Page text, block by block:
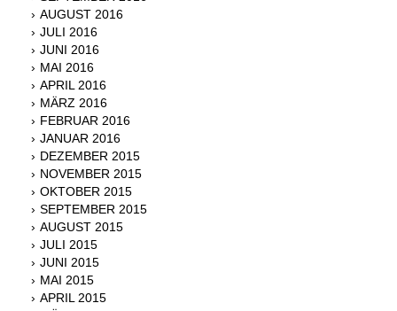
AUGUST 2016
JULI 2016
JUNI 2016
MAI 2016
APRIL 2016
MÄRZ 2016
FEBRUAR 2016
JANUAR 2016
DEZEMBER 2015
NOVEMBER 2015
OKTOBER 2015
SEPTEMBER 2015
AUGUST 2015
JULI 2015
JUNI 2015
MAI 2015
APRIL 2015